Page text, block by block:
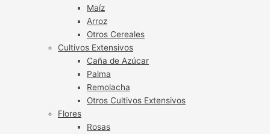
Maíz
Arroz
Otros Cereales
Cultivos Extensivos
Caña de Azúcar
Palma
Remolacha
Otros Cultivos Extensivos
Flores
Rosas